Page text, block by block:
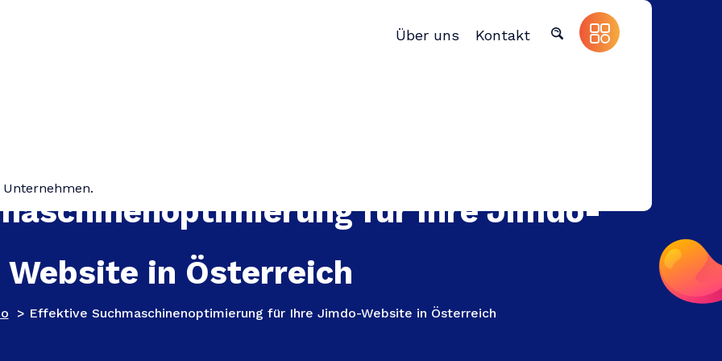
Über uns Kontakt
für Ihre Jimdo-
Website in Österreich
> Effektive Suchmaschinenoptimierung für Ihre Jimdo-Website in Österreich